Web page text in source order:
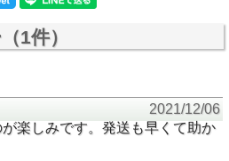
1件）
2021/12/06
楽しみです。発送も早くて助か